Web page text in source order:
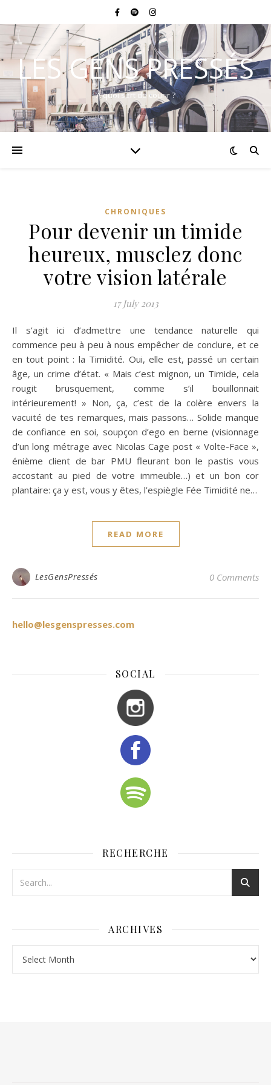
LES GENS PRESSÉS
A quoi sert de courir ?
CHRONIQUES
Pour devenir un timide
heureux, musclez donc
votre vision latérale
17 July 2013
Il s’agit ici d’admettre une tendance naturelle qui
commence peu à peu à nous empêcher de conclure, et ce
en tout point : la Timidité. Oui, elle est, passé un certain
âge, un crime d’état. « Mais c’est mignon, un Timide, cela
rougit brusquement, comme s’il bouillonnait
intérieurement! » Non, ça, c’est de la colère envers la
vacuité de tes remarques, mais passons… Solide manque
de confiance en soi, soupçon d’ego en berne (visionnage
d’un long métrage avec Nicolas Cage post « Volte-Face »,
énième client de bar PMU fleurant bon le pastis vous
accostant au pied de votre immeuble…) et un bon cor
plantaire: ça y est, vous y êtes, l’espiègle Fée Timidité ne…
READ MORE
LesGensPressés 0 Comments
hello@lesgenspresses.com
SOCIAL
RECHERCHE
ARCHIVES